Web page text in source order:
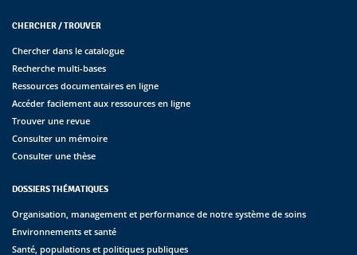
CHERCHER / TROUVER
Chercher dans le catalogue
Recherche multi-bases
Ressources documentaires en ligne
Accéder facilement aux ressources en ligne
Trouver une revue
Consulter un mémoire
Consulter une thèse
DOSSIERS THÉMATIQUES
Organisation, management et performance de notre système de soins
Environnements et santé
Santé, populations et politiques publiques